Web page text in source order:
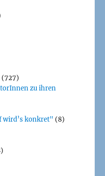
(727)
zu ihren
wird’s konkret" (8)